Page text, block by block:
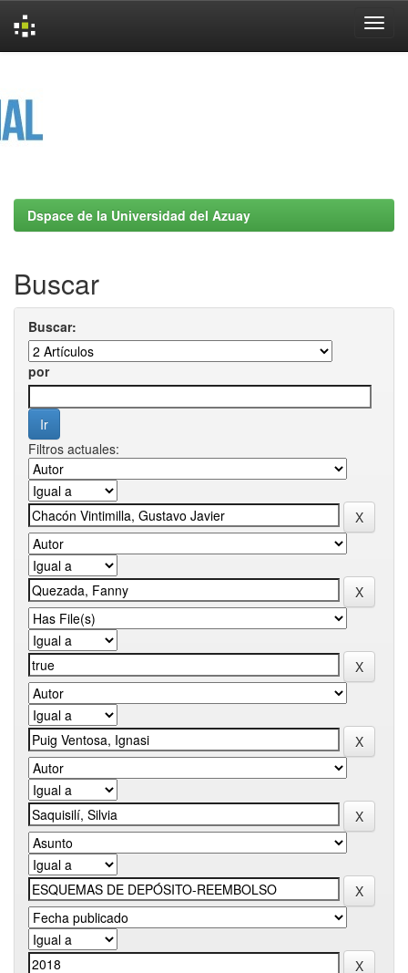
Dspace de la Universidad del Azuay
Buscar
Buscar:
por
Filtros actuales: